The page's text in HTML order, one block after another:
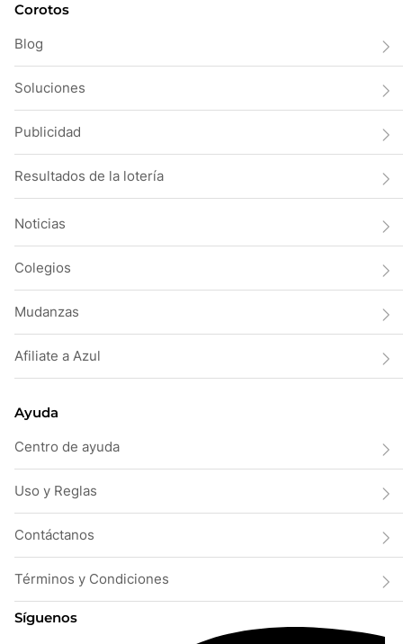
Corotos
Blog
Soluciones
Publicidad
Resultados de la lotería
Noticias
Colegios
Mudanzas
Afiliate a Azul
Ayuda
Centro de ayuda
Uso y Reglas
Contáctanos
Términos y Condiciones
Síguenos